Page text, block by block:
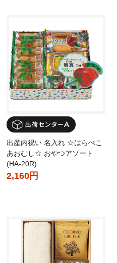
出産内祝い 名入れ ☆はらぺこ
あおむし☆ おやつアソート
(HA-20R)
2,160円